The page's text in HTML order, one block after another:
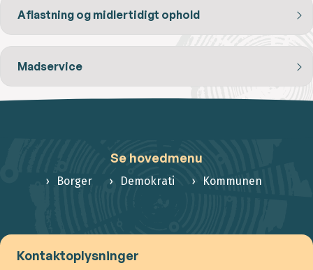
Aflastning og midlertidigt ophold
Madservice
Se hovedmenu
Borger Demokrati Kommunen
Kontaktoplysninger